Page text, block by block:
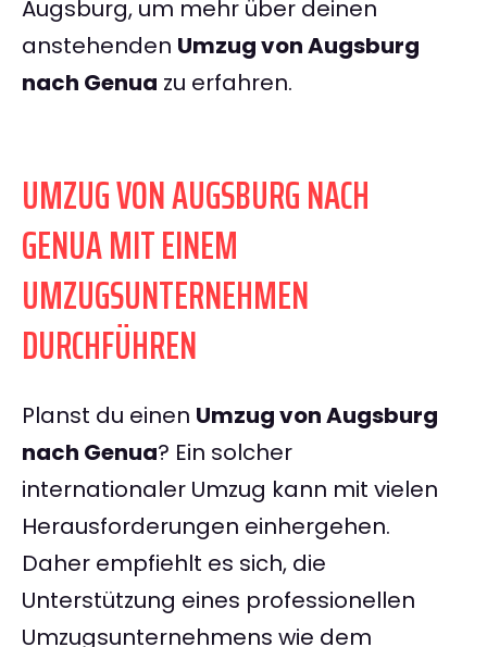
Augsburg, um mehr über deinen
anstehenden Umzug von Augsburg
nach Genua zu erfahren.
UMZUG VON AUGSBURG NACH
GENUA MIT EINEM
UMZUGSUNTERNEHMEN
DURCHFÜHREN
Planst du einen Umzug von Augsburg
nach Genua? Ein solcher
internationaler Umzug kann mit vielen
Herausforderungen einhergehen.
Daher empfiehlt es sich, die
Unterstützung eines professionellen
Umzugsunternehmens wie dem